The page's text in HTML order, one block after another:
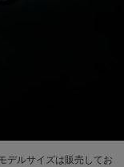
デルサイズは販売してお